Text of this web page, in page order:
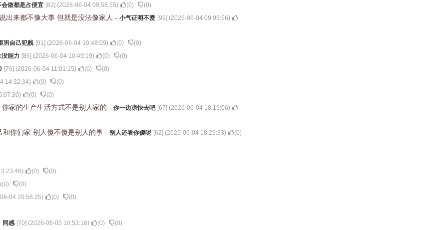
做都是占便宜 [82] (2026-06-04 08:58:55) (0) (0)
出来都不像大事 但就是没法像家人 - 小气证明不爱 [99] (2026-06-04 09:09:56)
男自己犯贱 [91] (2026-06-04 10:48:09) (0) (0)
能力 [86] (2026-06-04 10:49:19) (0) (0)
[76] (2026-06-04 11:01:15) (0) (0)
14:32:34) (0) (0)
) (0) (0)
家的生产生活方式不是别人家的 - 你一边凉快去吧 [67] (2026-06-04 18:19:06)
你们家 别人傻不傻是别人的事 - 别人还看你傻呢 [62] (2026-06-04 18:29:33) (0)
) (0) (0)
(0) (0)
04 20:56:25) (0) (0)
同感 [70] (2026-06-05 10:53:18) (0) (0)